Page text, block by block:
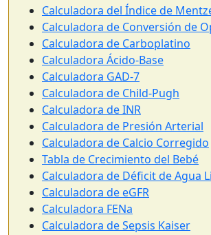
Calculadora del Índice de
Calculadora de Conversión de
Calculadora de Carboplatino
Calculadora Ácido-Base
Calculadora GAD-7
Calculadora de Child-Pugh
Calculadora de INR
Calculadora de Presión Arterial
Calculadora de Calcio Corregido
Tabla de Crecimiento del Bebé
Calculadora de Déficit de Agua
Calculadora de eGFR
Calculadora FENa
Calculadora de Sepsis Kaiser